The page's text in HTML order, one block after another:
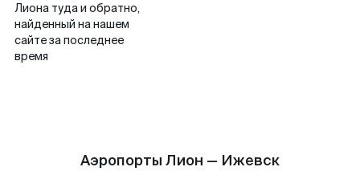
Лиона туда и обратно,
найденный на нашем
сайте за последнее
время
Аэропорты Лион — Ижевск